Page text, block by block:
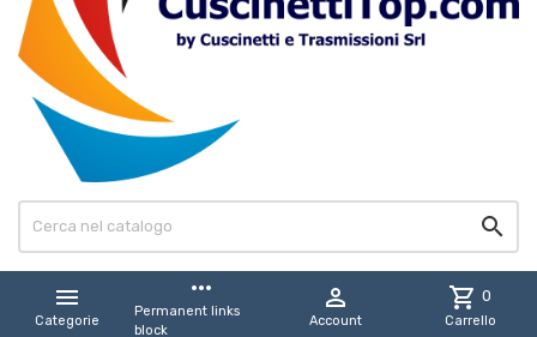


Categorie
more_horiz
Permanent links
block

Account
shopping_cart 0
Carrello